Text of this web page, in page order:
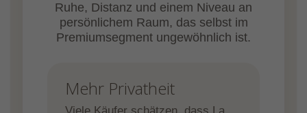
Ruhe, Distanz und einem Niveau an
persönlichem Raum, das selbst im
Premiumsegment ungewöhnlich ist.
Mehr Privatheit